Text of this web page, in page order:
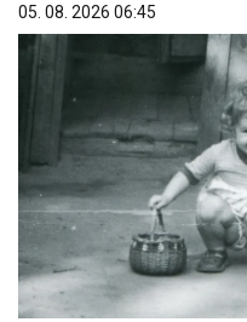
05. 08. 2026 06:45